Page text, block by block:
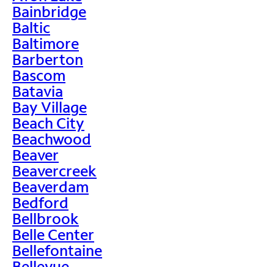
Bainbridge
Baltic
Baltimore
Barberton
Bascom
Batavia
Bay Village
Beach City
Beachwood
Beaver
Beavercreek
Beaverdam
Bedford
Bellbrook
Belle Center
Bellefontaine